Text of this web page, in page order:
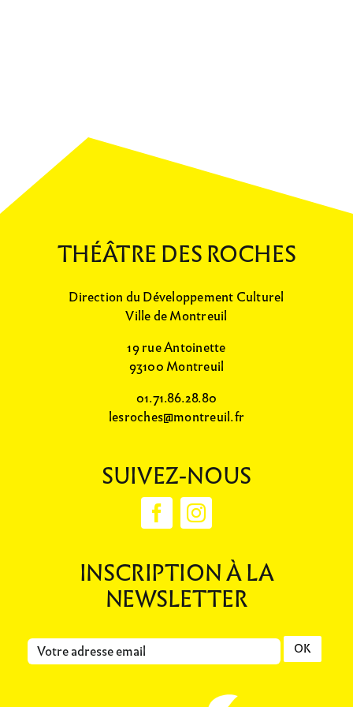
THÉÂTRE DES ROCHES
Direction du Développement Culturel
Ville de Montreuil
19 rue Antoinette
93100 Montreuil
01.71.86.28.80
lesroches@montreuil.fr
SUIVEZ-NOUS
INSCRIPTION À LA
NEWSLETTER